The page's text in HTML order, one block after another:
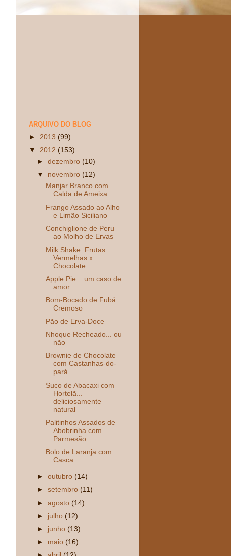
ARQUIVO DO BLOG
► 2013 (99)
▼ 2012 (153)
►dezembro (10)
▼ novembro (12)
Manjar Branco com
Calda de Ameixa
Frango Assado ao Alho
e Limão Siciliano
Conchiglione de Peru
ao Molho de Ervas
Milk Shake: Frutas
Vermelhas x
Chocolate
Apple Pie... um caso de
amor
Bom-Bocado de Fubá
Cremoso
Pão de Erva-Doce
Nhoque Recheado... ou
não
Brownie de Chocolate
com Castanhas-do-
pará
Suco de Abacaxi com
Hortelã...
deliciosamente
natural
Palitinhos Assados de
Abobrinha com
Parmesão
Bolo de Laranja com
Casca
►outubro (14)
►setembro (11)
►agosto (14)
► julho (12)
► junho (13)
► maio (16)